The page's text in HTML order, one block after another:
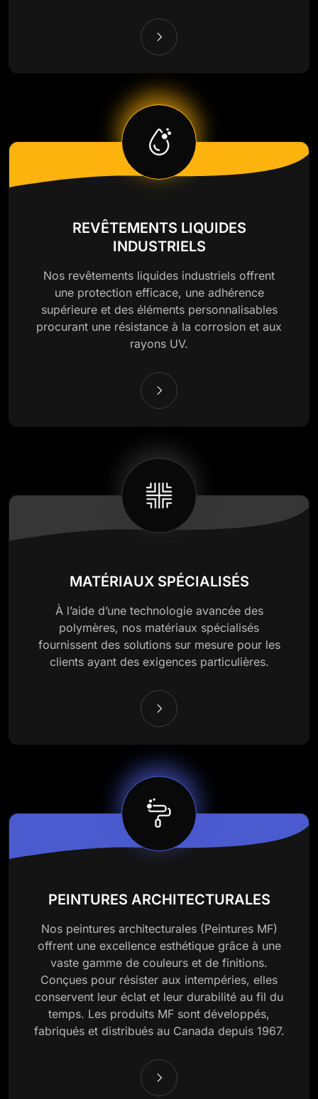
REVÊTEMENTS LIQUIDES
INDUSTRIELS
Nos revêtements liquides industriels offrent
une protection efficace, une adhérence
supérieure et des éléments personnalisables
procurant une résistance à la corrosion et aux
rayons UV.
MATÉRIAUX SPÉCIALISÉS
À l’aide d’une technologie avancée des
polymères, nos matériaux spécialisés
fournissent des solutions sur mesure pour les
clients ayant des exigences particulières.
PEINTURES ARCHITECTURALES
Nos peintures architecturales (Peintures MF)
offrent une excellence esthétique grâce à une
vaste gamme de couleurs et de finitions.
Conçues pour résister aux intempéries, elles
conservent leur éclat et leur durabilité au fil du
temps. Les produits MF sont développés,
fabriqués et distribués au Canada depuis 1967.